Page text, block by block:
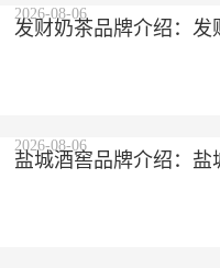
发财奶茶品牌介绍：发
2026-08-06
盐城酒窖品牌介绍：盐
2026-08-06